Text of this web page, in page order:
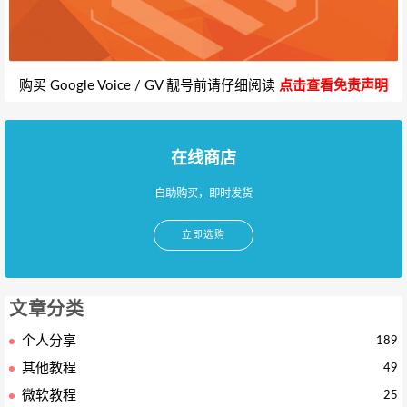
购买 Google Voice / GV 靓号前请仔细阅读 点击查看免责声明
在线商店
自助购买，即时发货
立即选购
文章分类
个人分享 189
其他教程 49
微软教程 25